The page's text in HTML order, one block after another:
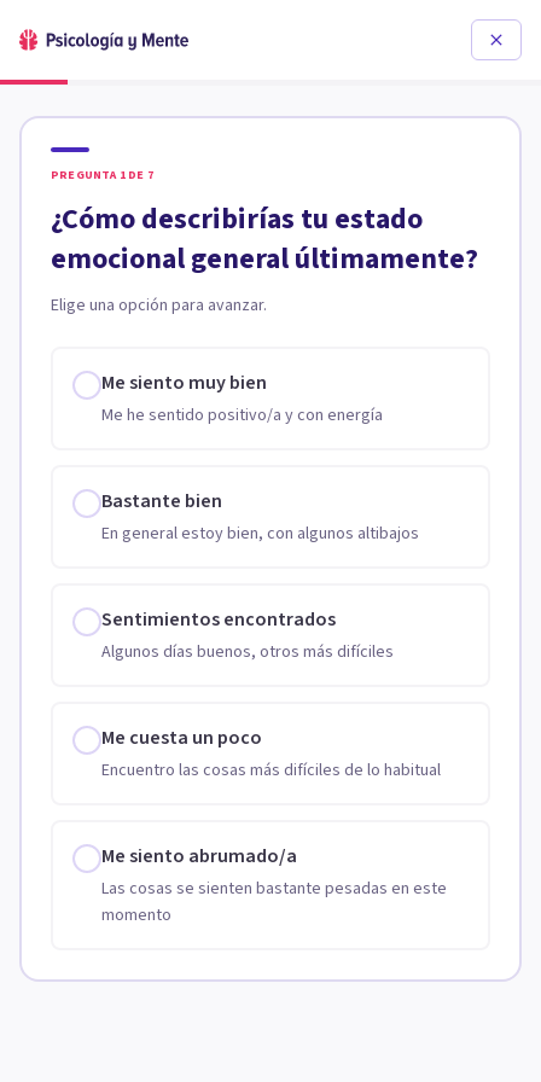
PREGUNTA 1 DE 7
¿Cómo describirías tu estado
emocional general últimamente?
Elige una opción para avanzar.
Me siento muy bien
Me he sentido positivo/a y con energía
Bastante bien
En general estoy bien, con algunos altibajos
Sentimientos encontrados
Algunos días buenos, otros más difíciles
Me cuesta un poco
Encuentro las cosas más difíciles de lo habitual
Me siento abrumado/a
Las cosas se sienten bastante pesadas en este
momento